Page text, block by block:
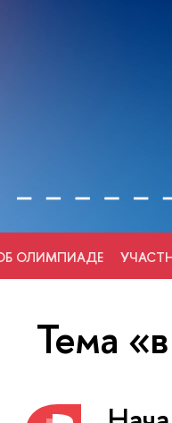
ОЛИМПИАДЕ
Тема